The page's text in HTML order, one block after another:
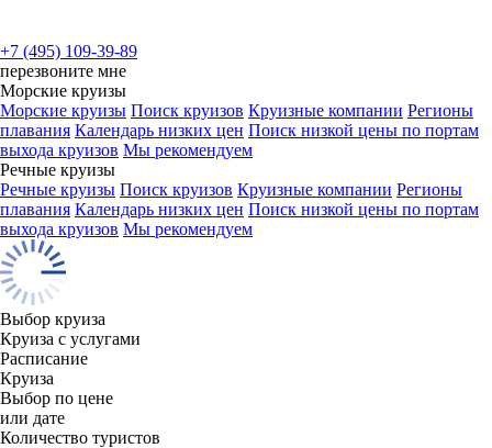
+7 (495) 109-39-89
перезвоните мне
Морские круизы
Морские круизы Поиск круизов Круизные компании Регионы
плавания Календарь низких цен Поиск низкой цены по портам
выхода круизов Мы рекомендуем
Речные круизы
Речные круизы Поиск круизов Круизные компании Регионы
плавания Календарь низких цен Поиск низкой цены по портам
выхода круизов Мы рекомендуем
Выбор круиза
Круиза с услугами
Расписание
Круиза
Выбор по цене
или дате
Количество туристов